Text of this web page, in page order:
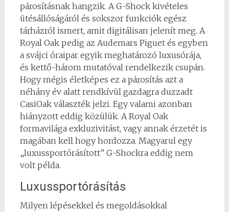
párosításnak hangzik. A G-Shock kivételes
ütésállóságáról és sokszor funkciók egész
tárházról ismert, amit digitálisan jelenít meg. A
Royal Oak pedig az Audemars Piguet és egyben
a svájci óraipar egyik meghatározó luxusórája,
és kettő-három mutatóval rendelkezik csupán.
Hogy mégis életképes ez a párosítás azt a
néhány év alatt rendkívül gazdagra duzzadt
CasiOak választék jelzi. Egy valami azonban
hiányzott eddig közülük. A Royal Oak
formavilága exkluzivitást, vagy annak érzetét is
magában kell hogy hordozza. Magyarul egy
„luxussportórásított” G-Shockra eddig nem
volt példa.
Luxussportórásítás
Milyen lépésekkel és megoldásokkal